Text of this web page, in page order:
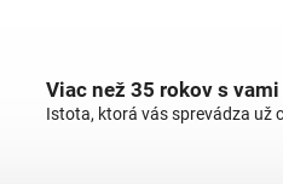
Viac než 35 rokov s vami
Istota, ktorá vás sprevádza už